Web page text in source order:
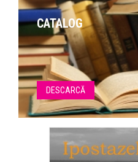
CATALOG
DESCARCĂ